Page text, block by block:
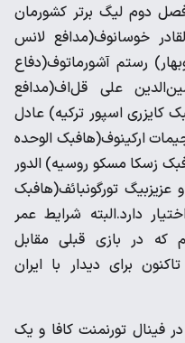
دوم لیگ برتر کشورمان
خوسانوف(مدافع لانس
رستم آشورماتوف(دفاع
علی قل‌اف(مدافع
کایزری اسپور ترکیه) عادل
ارکینوف(هافبک الوحده
زسکا مسکو روسیه) الدور
عزیزبیگ تورگونبائف(هافبک
دار‌د‌.البته شرایط عمر
که در بازی قبلی مقابل
برای دیدار با ایران
فقط در فینال تورنمنت کافا و یک